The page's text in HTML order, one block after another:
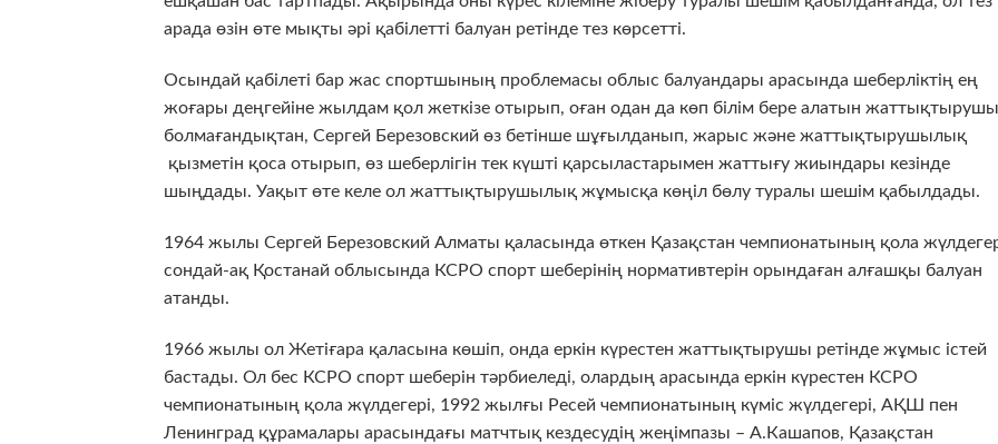
арада өзін өте мықты әрі қабілетті балуан ретінде тез көрсетті.
Осындай қабілеті бар жас спортшының проблемасы облыс балуандары арасында шеберліктің ең
жоғары деңгейіне жылдам қол жеткізе отырып, оған одан да көп білім бере алатын
болмағандықтан, Сергей Березовский өз бетінше шұғылданып, жарыс және жаттықтырушылық
қызметін қоса отырып, өз шеберлігін тек күшті қарсыластарымен жаттығу жиындары кезінде
шыңдады. Уақыт өте келе ол жаттықтырушылық жұмысқа көңіл бөлу туралы шешім қабылдады.
1964 жылы Сергей Березовский Алматы қаласында өткен Қазақстан чемпионатының қола
сондай-ақ Қостанай облысында КСРО спорт шеберінің нормативтерін орындаған алғашқы балуан
атанды.
1966 жылы ол Жетіғара қаласына көшіп, онда еркін күрестен жаттықтырушы ретінде жұмыс істей
бастады. Ол бес КСРО спорт шеберін тәрбиеледі, олардың арасында еркін күрестен КСРО
чемпионатының қола жүлдегері, 1992 жылғы Ресей чемпионатының күміс жүлдегері, АҚШ пен
Ленинград құрамалары арасындағы матчтық кездесудің жеңімпазы – А.Кашапов, Қазақстан